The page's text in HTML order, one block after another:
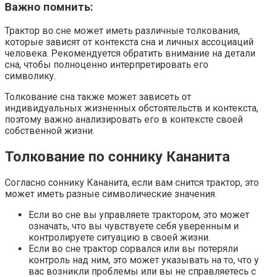
Важно помнить:
Трактор во сне может иметь различные толкования,
которые зависят от контекста сна и личных ассоциаций
человека. Рекомендуется обратить внимание на детали
сна, чтобы полноценно интерпретировать его
символику.
Толкование сна также может зависеть от
индивидуальных жизненных обстоятельств и контекста,
поэтому важно анализировать его в контексте своей
собственной жизни.
Толкование по соннику Кананита
Согласно соннику Кананита, если вам снится трактор, это
может иметь разные символические значения.
Если во сне вы управляете трактором, это может
означать, что вы чувствуете себя уверенным и
контролируете ситуацию в своей жизни.
Если во сне трактор сорвался или вы потеряли
контроль над ним, это может указывать на то, что у
вас возникли проблемы или вы не справляетесь с